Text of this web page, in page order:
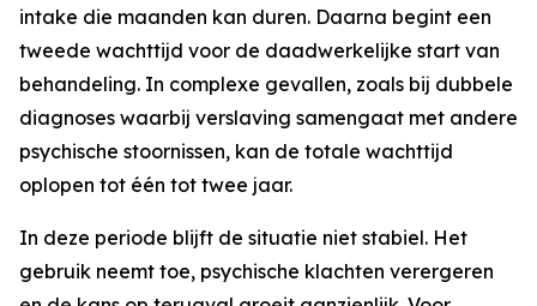
intake die maanden kan duren. Daarna begint een
tweede wachttijd voor de daadwerkelijke start van
behandeling. In complexe gevallen, zoals bij dubbele
diagnoses waarbij verslaving samengaat met andere
psychische stoornissen, kan de totale wachttijd
oplopen tot één tot twee jaar.
In deze periode blijft de situatie niet stabiel. Het
gebruik neemt toe, psychische klachten verergeren